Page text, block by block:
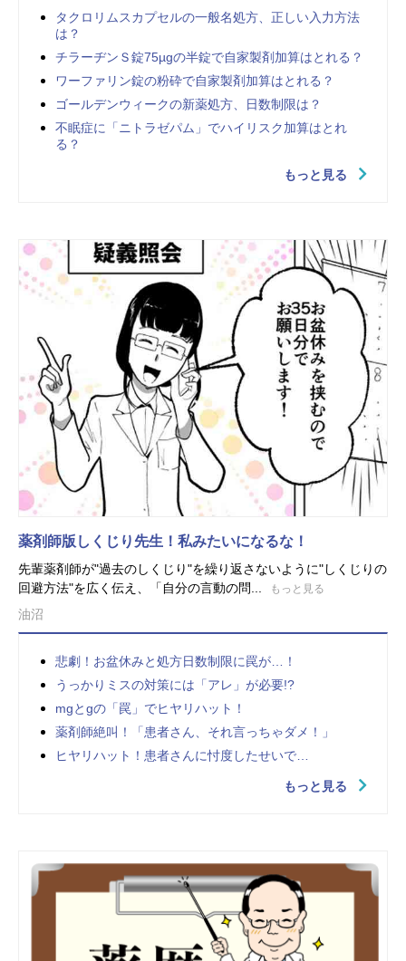
タクロリムスカプセルの一般名処方、正しい入力方法
は？
チラーヂンＳ錠75µgの半錠で自家製剤加算はとれる？
ワーファリン錠の粉砕で自家製剤加算はとれる？
ゴールデンウィークの新薬処方、日数制限は？
不眠症に「ニトラゼパム」でハイリスク加算はとれ
る？
もっと見る
薬剤師版しくじり先生！私みたいになるな！
先輩薬剤師が"過去のしくじり"を繰り返さないように"しくじりの
回避方法"を広く伝え、「自分の言動の問...
もっと見る
油沼
悲劇！お盆休みと処方日数制限に罠が…！
うっかりミスの対策には「アレ」が必要!?
mgとgの「罠」でヒヤリハット！
薬剤師絶叫！「患者さん、それ言っちゃダメ！」
ヒヤリハット！患者さんに忖度したせいで…
もっと見る